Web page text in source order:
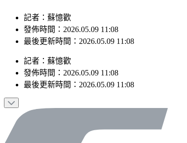
記者：蘇憶歡
發佈時間：2026.05.09 11:08
最後更新時間：2026.05.09 11:08
記者 ： 蘇憶歡
發佈時間： 2026.05.09 11:08
最後更新時間： 2026.05.09 11:08